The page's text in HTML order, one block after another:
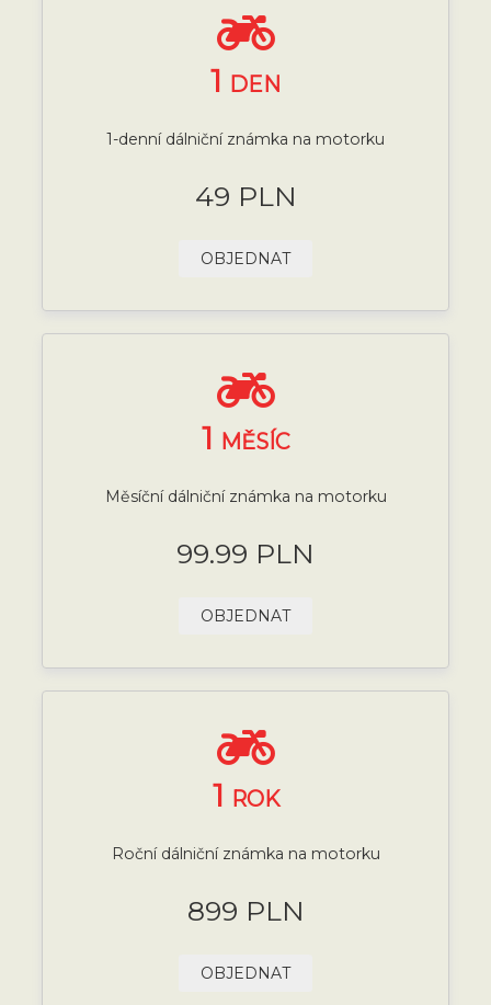
1 DEN
1-denní dálniční známka na motorku
49 PLN
OBJEDNAT
1 MĚSÍC
Měsíční dálniční známka na motorku
99.99 PLN
OBJEDNAT
1 ROK
Roční dálniční známka na motorku
899 PLN
OBJEDNAT